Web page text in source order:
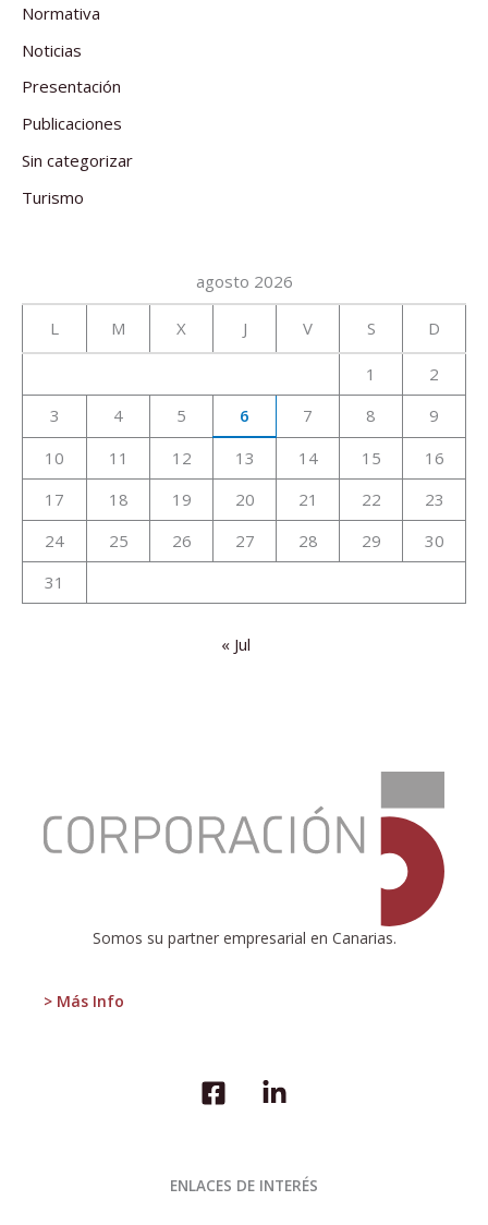
Normativa
Noticias
Presentación
Publicaciones
Sin categorizar
Turismo
agosto 2026
L M X J V S D
1
2
3
4 5 6 7 8
9
10
11 12 13 14 15
16
17
18 19 20 21 22
23
24
25 26 27 28 29
30
31
« Jul
Somos su partner empresarial en Canarias.
> Más Info
Consejo
de
ENLACES DE INTERÉS